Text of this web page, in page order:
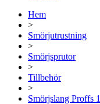
Hem
>
Smörjutrustning
>
Smörjsprutor
>
Tillbehör
>
Smörjslang Proffs